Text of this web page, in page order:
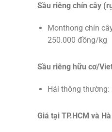
Sầu riêng chín cây
Monthong chín
250.000 đồng/kg
Sầu riêng hữu cơ/
Hái thông
Giá tại TP.HCM và